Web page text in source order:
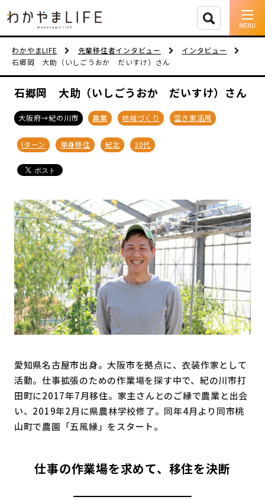
イベント情報
移住支援
しごと
移住者インタビュー
動画
地域おこし協力隊
わかやまLIFE 先輩移住者インタビュー
インタビュー
石郷岡 大助（いしごうおか だいすけ）さん
石郷岡 大助（いしごうおか だいすけ）さん
大阪府→紀の川市 農業 地域づくり 空き家活用
Iターン 単身移住 紀北 30代
愛知県名古屋市出身。大阪市を拠点に、衣装作家として
活動。仕事拡張のための作業場を探す中で、紀の川市打
田町に2017年7月移住。家主さんとのご縁で農業と出会
い、2019年2月に県農林学校修了。同年4月より同市桃
山町で農園「五風縁」をスタート。
仕事の作業場を求めて、移住を決断